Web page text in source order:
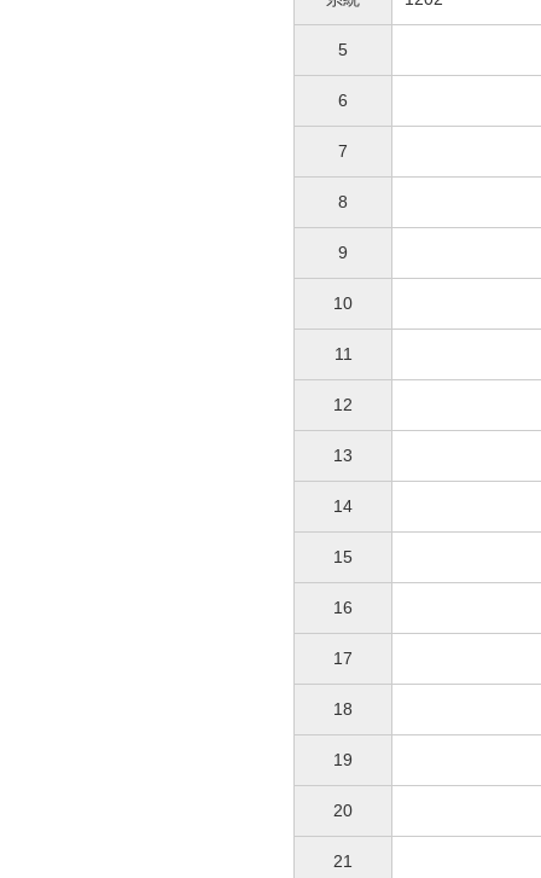
5
6
7
8
9
10
11
12
13
14
15
16
17
18
19
20
21